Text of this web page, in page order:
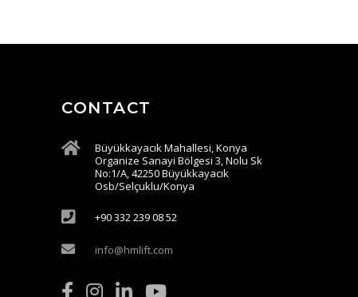
CONTACT
Büyükkayacık Mahallesi, Konya
Organize Sanayi Bölgesi 3, Nolu Sk
No:1/A, 42250 Büyükkayacık
Osb/Selçuklu/Konya
+90 332 239 08 52
info@hmlift.com